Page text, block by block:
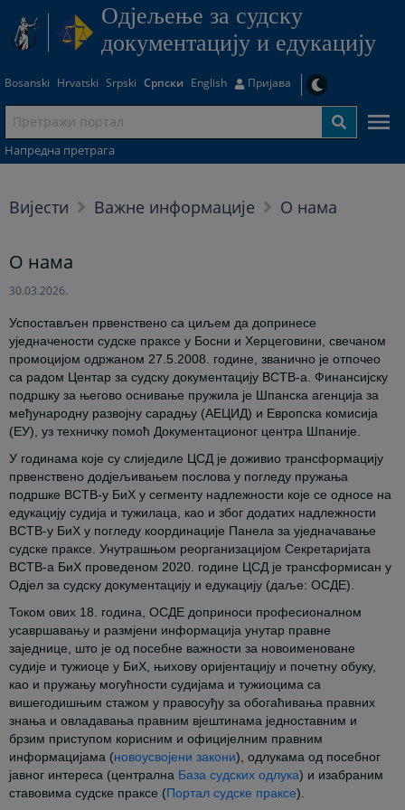
Одjељење за судску
документацију и едукацију
Bosanski Hrvatski Srpski Српски English Пријава
Напредна претрага
Вијести Важне информације О нама
О нама
30.03.2026.
Успостављен првенствено са циљем да допринесе
уједначености судске праксе у Босни и Херцеговини, свечаном
промоцијом одржаном 27.5.2008. године, званично је отпочео
са радом Центар за судску документацију ВСТВ-а. Финансијску
подршку за његово оснивање пружила је Шпанска агенција за
међународну развојну сарадњу (АЕЦИД) и Европска комисија
(ЕУ), уз техничку помоћ Документационог центра Шпаније.
У годинама које су слиједиле ЦСД је доживио трансформацију
првенствено додјељивањем послова у погледу пружања
подршке ВСТВ-у БиХ у сегменту надлежности које се односе на
едукацију судија и тужилаца, као и због додатих надлежности
ВСТВ-у БиХ у погледу координације Панела за уједначавање
судске праксе. Унутрашњом реорганизацијом Секретаријата
ВСТВ-а БиХ проведеном 2020. године ЦСД је трансформисан у
Одјел за судску документацију и едукацију (даље: ОСДЕ).
Током ових 18. година, ОСДЕ доприноси професионалном
усавршавању и размјени информација унутар правне
заједнице, што је од посебне важности за новоименоване
судије и тужиоце у БиХ, њихову оријентацију и почетну обуку,
као и пружању могућности судијама и тужиоцима са
вишегодишњим стажом у правосуђу за обогаћивања правних
знања и овладавања правним вјештинама једноставним и
брзим приступом корисним и официјелним правним
информацијама (новоусвојени закони), одлукама од посебног
јавног интереса (централна База судских одлука) и изабраним
ставовима судске праксе (Портал судске праксе).